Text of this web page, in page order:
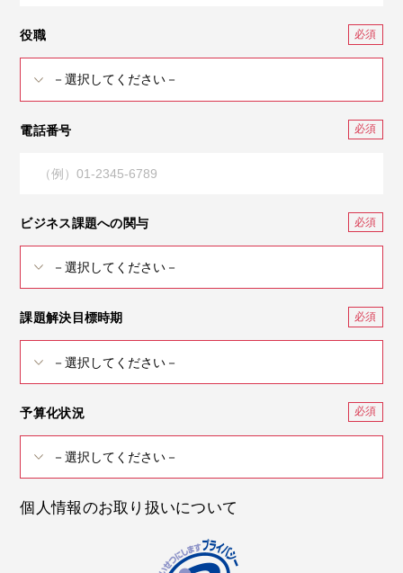
役職
電話番号
ビジネス課題への関与
課題解決目標時期
予算化状況
個人情報のお取り扱いについて